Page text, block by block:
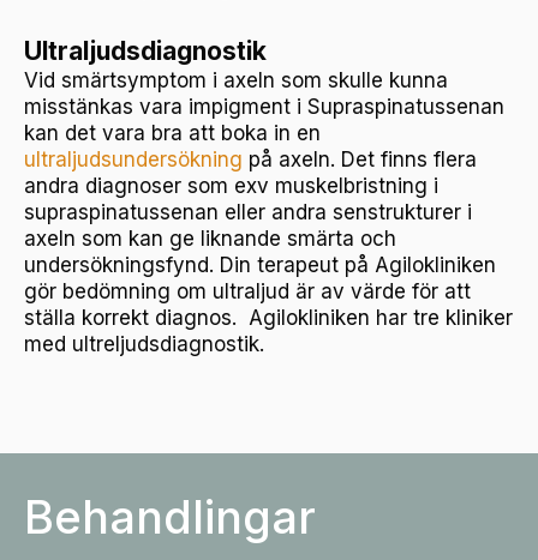
Ultraljudsdiagnostik
Vid smärtsymptom i axeln som skulle kunna
misstänkas vara impigment i Supraspinatussenan
kan det vara bra att boka in en
ultraljudsundersökning på axeln. Det finns flera
andra diagnoser som exv muskelbristning i
supraspinatussenan eller andra senstrukturer i
axeln som kan ge liknande smärta och
undersökningsfynd. Din terapeut på Agilokliniken
gör bedömning om ultraljud är av värde för att
ställa korrekt diagnos. Agilokliniken har tre kliniker
med ultreljudsdiagnostik.
Behandlingar